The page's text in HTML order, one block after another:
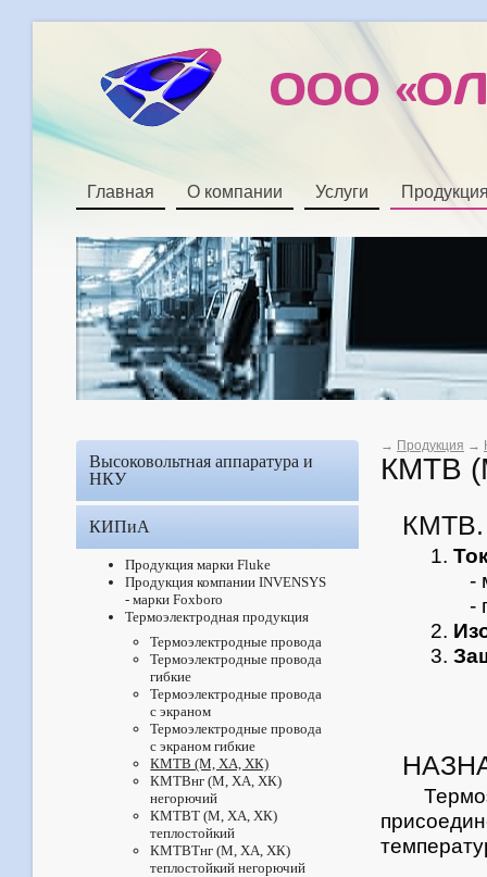
Главная О компании Услуги
Высоковольтная аппаратура и
НКУ
КИПиА
Продукция марки Fluke
Продукция компании INVENSYS
- марки Foxboro
Термоэлектродная продукция
Термоэлектродные провода
Термоэлектродные провода
гибкие
Термоэлектродные провода
с экраном
Термоэлектродные провода
с экраном гибкие
КМТВ (М, ХА, ХК)
КМТВнг (М, ХА, ХК)
негорючий
КМТВТ (М, ХА, ХК)
теплостойкий
КМТВТнг (М, ХА, ХК)
теплостойкий негорючий
→ Продукция →
КМТВ
-
-